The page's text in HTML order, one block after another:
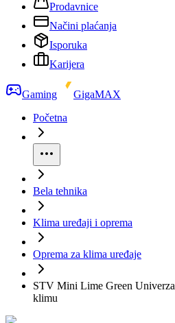
Prodavnice
Načini plaćanja
Isporuka
Karijera
Gaming
GigaMAX
Početna
Bela tehnika
Klima uređaji i oprema
Oprema za klima uređaje
STV Mini Lime Green
klimu